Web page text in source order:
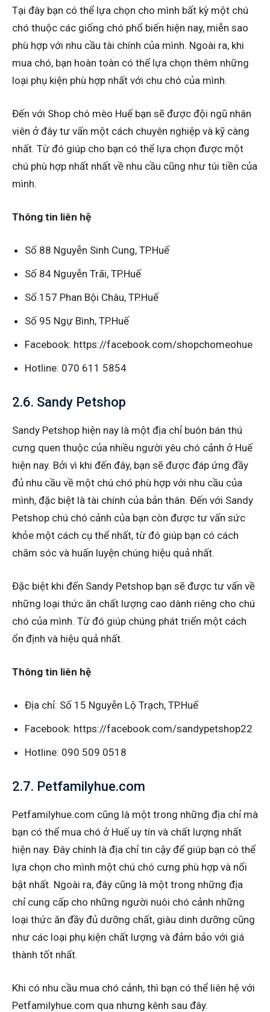
Tại đây bạn có thể lựa chọn cho mình bất kỳ một chú
chó thuộc các giống chó phổ biến hiện nay, miễn sao
phù hợp với nhu cầu tài chính của mình. Ngoài ra, khi
mua chó, bạn hoàn toàn có thể lựa chọn thêm những
loại phụ kiện phù hợp nhất với chu chó của mình.
Đến với Shop chó mèo Huế bạn sẽ được đội ngũ nhân
viên ở đây tư vấn một cách chuyên nghiệp và kỹ càng
nhất. Từ đó giúp cho bạn có thể lựa chọn được một
chú phù hợp nhất nhất về nhu cầu cũng như túi tiền của
mình.
Thông tin liên hệ
Số 88 Nguyễn Sinh Cung, TP.Huế
Số 84 Nguyễn Trãi, TP.Huế
Số 157 Phan Bội Châu, TP.Huế
Số 95 Ngự Bình, TP.Huế
Facebook: https://facebook.com/shopchomeohue
Hotline: 070 611 5854
2.6. Sandy Petshop
Sandy Petshop hiện nay là một địa chỉ buôn bán thú
cưng quen thuộc của nhiều người yêu chó cảnh ở Huế
hiện nay. Bởi vì khi đến đây, bạn sẽ được đáp ứng đầy
đủ nhu cầu về một chú chó phù hợp với nhu cầu của
mình, đặc biệt là tài chính của bản thân. Đến với Sandy
Petshop chú chó cảnh của bạn còn được tư vấn sức
khỏe một cách cụ thể nhất, từ đó giúp bạn có cách
chăm sóc và huấn luyện chúng hiệu quả nhất.
Đặc biệt khi đến Sandy Petshop bạn sẽ được tư vấn về
những loại thức ăn chất lượng cao dành riêng cho chú
chó của mình. Từ đó giúp chúng phát triển một cách
ổn định và hiệu quả nhất.
Thông tin liên hệ
Địa chỉ: Số 15 Nguyễn Lộ Trạch, TP.Huế
Facebook: https://facebook.com/sandypetshop22
Hotline: 090 509 0518
2.7. Petfamilyhue.com
Petfamilyhue.com cũng là một trong những địa chỉ mà
bạn có thể mua chó ở Huế uy tín và chất lượng nhất
hiện nay. Đây chính là địa chỉ tin cậy để giúp bạn có thể
lựa chọn cho mình một chú chó cưng phù hợp và nổi
bật nhất. Ngoài ra, đây cũng là một trong những địa
chỉ cung cấp cho những người nuôi chó cảnh những
loại thức ăn đầy đủ dưỡng chất, giàu dinh dưỡng cũng
như các loại phụ kiện chất lượng và đảm bảo với giá
thành tốt nhất.
Khi có nhu cầu mua chó cảnh, thì bạn có thể liên hệ với
Petfamilyhue.com qua nhưng kênh sau đây.